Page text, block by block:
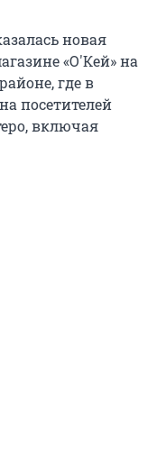
новая
«О'Кей» на
где в
посетителей
включая